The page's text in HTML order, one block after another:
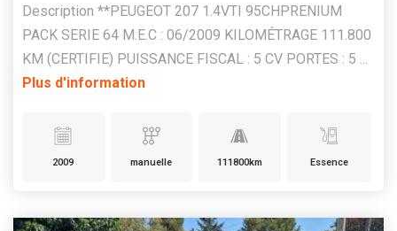
Description **PEUGEOT 207 1.4VTI 95CHPRENIUM
PACK SERIE 64 M.E.C : 06/2009 KILOMÉTRAGE 111.800
KM (CERTIFIE) PUISSANCE FISCAL : 5 CV PORTES : 5 ...
Plus d'information
2009 manuelle 111800km Essence